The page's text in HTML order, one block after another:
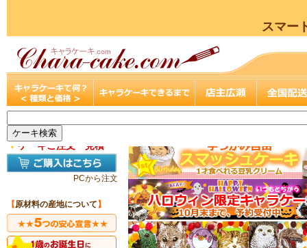
スマー
▼ケーキご注文・見積
PCから注文
【原材料の産地について 】